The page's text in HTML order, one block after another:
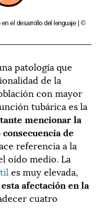
en el desarrollo del lenguaje | ©
patología que
de la
con mayor
tubárica es la
mencionar la
de
referencia a la
oído medio. La
es muy elevada,
afectación en la
cuatro